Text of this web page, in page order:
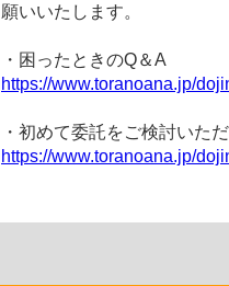
願いいたします。
・困ったときのQ＆A
https://www.toranoana.jp/
・初めて委託をご検討いた
https://www.toranoana.jp/